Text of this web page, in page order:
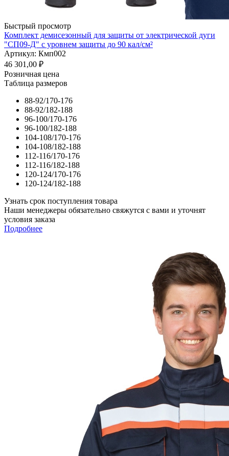
Быстрый просмотр
Комплект демисезонный для защиты от электрической дуги
"СП09-Д" с уровнем защиты до 90 кал/см²
Артикул: Кмп002
46 301,00 ₽
Розничная цена
Таблица размеров
88-92/170-176
88-92/182-188
96-100/170-176
96-100/182-188
104-108/170-176
104-108/182-188
112-116/170-176
112-116/182-188
120-124/170-176
120-124/182-188
Узнать срок поступления товара
Наши менеджеры обязательно свяжутся с вами и уточнят
условия заказа
Подробнее